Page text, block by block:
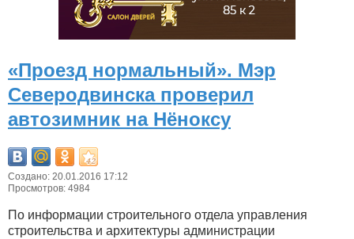
«Проезд нормальный». Мэр
Северодвинска проверил
автозимник на Нёноксу
Создано: 20.01.2016 17:12
Просмотров: 4984
По информации строительного отдела управления
строительства и архитектуры администрации